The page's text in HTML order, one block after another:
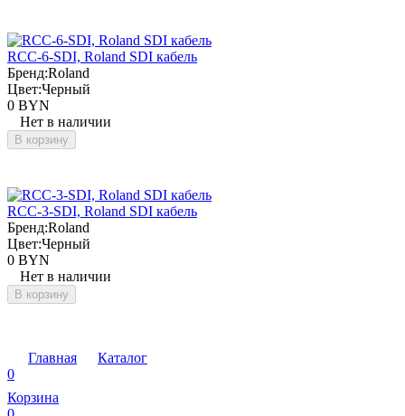
RCC-6-SDI, Roland SDI кабель
Бренд:Roland
Цвет:Черный
0 BYN
Нет в наличии
В корзину
RCC-3-SDI, Roland SDI кабель
Бренд:Roland
Цвет:Черный
0 BYN
Нет в наличии
В корзину
Главная
Каталог
0
Корзина